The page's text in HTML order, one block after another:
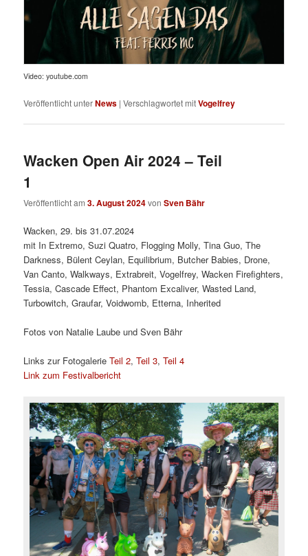
Video: youtube.com
Veröffentlicht unterNews |Verschlagwortet mitVogelfrey
Wacken Open Air 2024 – Teil
1
Veröffentlicht am3. August 2024vonSven Bähr
Wacken, 29. bis 31.07.2024
mit In Extremo, Suzi Quatro, Flogging Molly, Tina Guo, The
Darkness, Bülent Ceylan, Equilibrium, Butcher Babies, Drone,
Van Canto, Walkways, Extrabreit, Vogelfrey, Wacken Firefighters,
Tessia, Cascade Effect, Phantom Excaliver, Wasted Land,
Turbowitch, Graufar, Voidwomb, Etterna, Inherited
Fotos von Natalie Laube und Sven Bähr
Links zur FotogalerieTeil 2,Teil 3,Teil 4
Link zum Festivalbericht